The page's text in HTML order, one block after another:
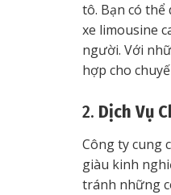
tô. Bạn có thể
xe limousine
người. Với
hợp cho
2. Dịch Vụ
Công ty cung
giàu kinh
tránh những